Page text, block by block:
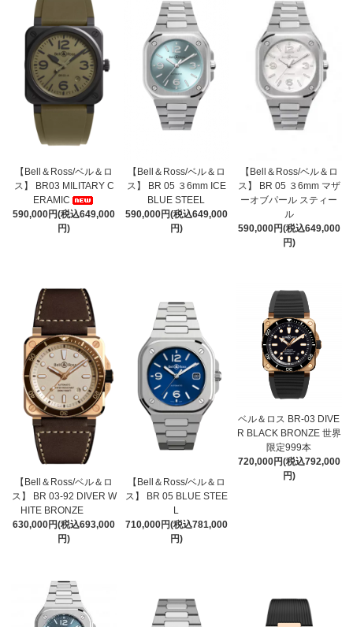
【Bell＆Ross/ベル＆ロ
ス】 BR03 MILITARY C
ERAMIC
590,000円(税込649,000
円)
【Bell＆Ross/ベル＆ロ
ス】 BR 05 ３6mm ICE
BLUE STEEL
590,000円(税込649,000
円)
【Bell＆Ross/ベル＆ロ
ス】 BR 05 ３6mm マザ
ーオブパール スティー
ル
590,000円(税込649,000
円)
【Bell＆Ross/ベル＆ロ
ス】 BR 03-92 DIVER W
HITE BRONZE
630,000円(税込693,000
円)
【Bell＆Ross/ベル＆ロ
ス】 BR 05 BLUE STEE
L
710,000円(税込781,000
円)
ベル＆ロス BR-03 DIVE
R BLACK BRONZE 世界
限定999本
720,000円(税込792,000
円)